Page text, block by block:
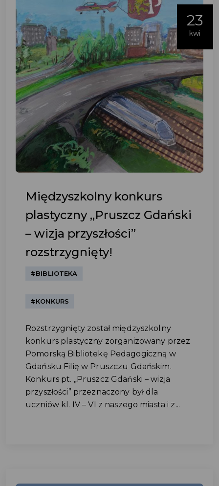
23
kwi
Międzyszkolny konkurs
plastyczny „Pruszcz Gdański
– wizja przyszłości”
rozstrzygnięty!
#BIBLIOTEKA
#KONKURS
Rozstrzygnięty został międzyszkolny
konkurs plastyczny zorganizowany przez
Pomorską Bibliotekę Pedagogiczną w
Gdańsku Filię w Pruszczu Gdańskim.
Konkurs pt. „Pruszcz Gdański – wizja
przyszłości” przeznaczony był dla
uczniów kl. IV – VI z naszego miasta i z...